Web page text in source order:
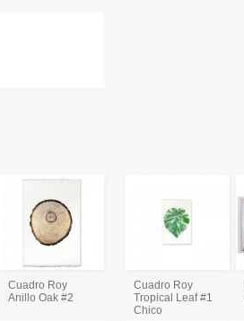
Cuadro Roy
Anillo Oak #2
Cuadro Roy
Tropical Leaf #1
Chico